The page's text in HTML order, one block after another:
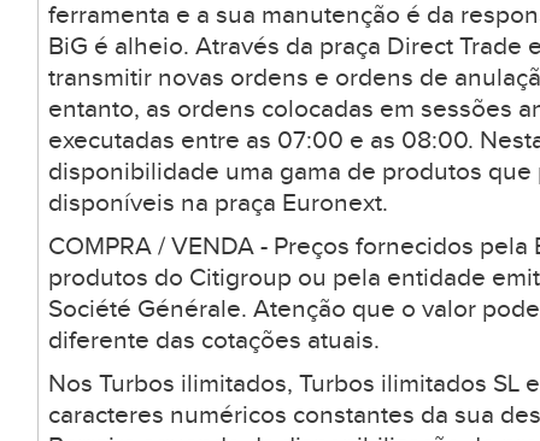
ferramenta e a sua manutenção é da
BiG é alheio. Através da praça Direct Trade
transmitir novas ordens e ordens de
entanto, as ordens colocadas em sessões
executadas entre as 07:00 e as 08:00.
disponibilidade uma gama de produtos
disponíveis na praça Euronext.
COMPRA / VENDA - Preços fornecidos
produtos do Citigroup ou pela entidade
Société Générale. Atenção que o valor
diferente das cotações atuais.
Nos Turbos ilimitados, Turbos ilimitados SL
caracteres numéricos constantes da sua